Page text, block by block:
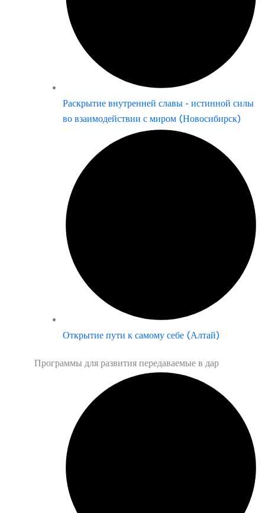
Раскрытие внутренней славы - истинной силы
во взаимодействии с миром (Новосибирск)
Открытие пути к самому себе (Алтай)
Программы для развития передаваемые в дар